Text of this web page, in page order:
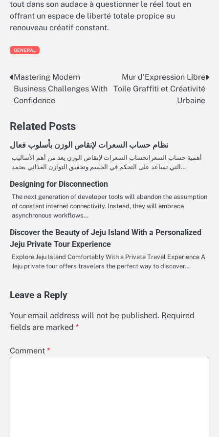
tout dans son audace à questionner le réel tout en
offrant un espace de liberté totale propice au
renouveau créatif constant.
GENERAL
Post
navigation
Mastering Modern
Business Challenges With
Confidence
Mur d’Expression Libre
Toile Graffiti et Créativité
Urbaine
Related Posts
نظام حساب السعرات لإنقاص الوزن بأسلوب فعال
أهمية حساب السعراتحساب السعرات لإنقاص الوزن يعد من أهم الأساليب
التي تساعد على التحكم في الجسم وتحقيق التوازن الغذائي يعتمد…
Designing for Disconnection
The next generation of developer tools will abandon the assumption
of constant internet connectivity. Instead, they will embrace
asynchronous workflows…
Discover the Beauty of Jeju Island With a Personalized
Jeju Private Tour Experience
Explore Jeju Island Comfortably With a Private Travel Experience A
Jeju private tour offers travelers the perfect way to discover…
Leave a Reply
Your email address will not be published. Required
fields are marked *
Comment *